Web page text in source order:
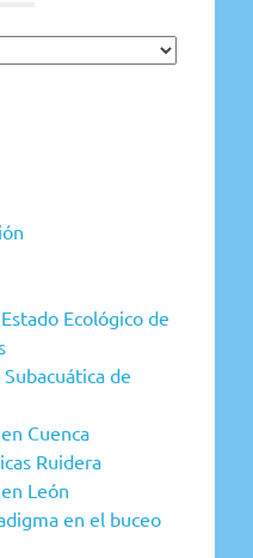
Ecológico de
de
Cuenca
Ruidera
León
en el buceo